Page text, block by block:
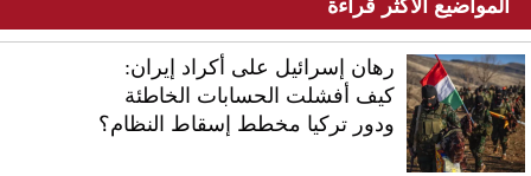
المواضيع الأكثر قراءة
رهان إسرائيل على أكراد إيران:
كيف أفشلت الحسابات الخاطئة
ودور تركيا مخطط إسقاط النظام؟